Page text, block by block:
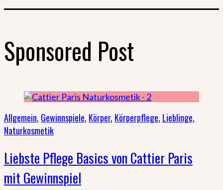
Sponsored Post
Allgemein, Gewinnspiele, Körper, Körperpflege, Lieblinge,
Naturkosmetik
Liebste Pflege Basics von Cattier Paris
mit Gewinnspiel